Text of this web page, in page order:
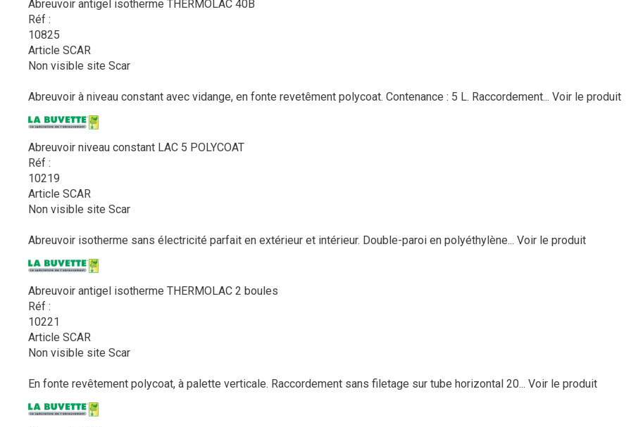
Abreuvoir antigel isotherme THERMOLAC 40B
Réf :
10825
Article SCAR
Non visible site Scar
Abreuvoir à niveau constant avec vidange, en fonte revetêment polycoat. Contenance : 5 L. Raccordement... Voir le produit
Abreuvoir niveau constant LAC 5 POLYCOAT
Réf :
10219
Article SCAR
Non visible site Scar
Abreuvoir isotherme sans électricité parfait en extérieur et intérieur. Double-paroi en polyéthylène... Voir le produit
Abreuvoir antigel isotherme THERMOLAC 2 boules
Réf :
10221
Article SCAR
Non visible site Scar
En fonte revêtement polycoat, à palette verticale. Raccordement sans filetage sur tube horizontal 20... Voir le produit